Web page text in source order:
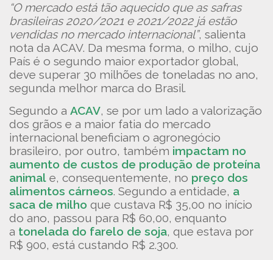
“O mercado está tão aquecido que as safras
brasileiras 2020/2021 e 2021/2022 já estão
vendidas no mercado internacional”, salienta
nota da ACAV. Da mesma forma, o milho, cujo
País é o segundo maior exportador global,
deve superar 30 milhões de toneladas no ano,
segunda melhor marca do Brasil.
Segundo a ACAV, se por um lado a valorização
dos grãos e a maior fatia do mercado
internacional beneficiam o agronegócio
brasileiro, por outro, também impactam no
aumento de custos de produção de proteína
animal e, consequentemente, no preço dos
alimentos cárneos. Segundo a entidade, a
saca de milho que custava R$ 35,00 no início
do ano, passou para R$ 60,00, enquanto
a tonelada do farelo de soja, que estava por
R$ 900, está custando R$ 2.300.